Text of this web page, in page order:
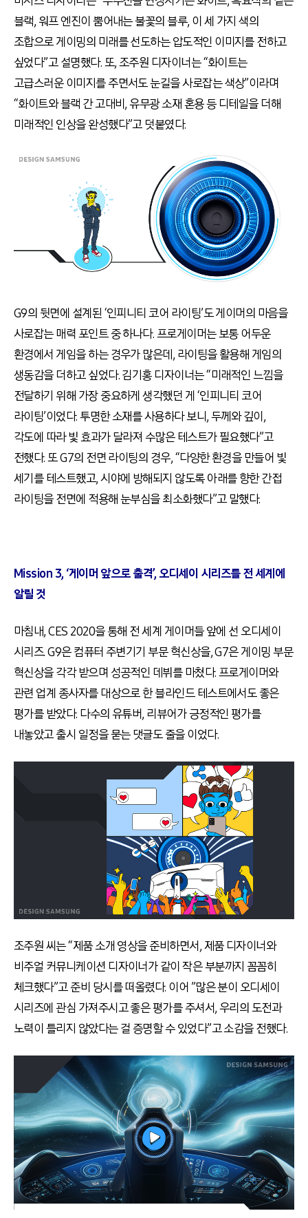
블랙, 워프 엔진이 뿜어내는 불꽃의 블루, 이 세 가지 색의
조합으로 게이밍의 미래를 선도하는 압도적인 이미지를 전하고
싶었다”고 설명했다. 또, 조주원 디자이너는 “화이트는
고급스러운 이미지를 주면서도 눈길을 사로잡는 색상”이라며
“화이트와 블랙 간 고대비, 유무광 소재 혼용 등 디테일을 더해
미래적인 인상을 완성했다”고 덧붙였다.
G9의 뒷면에 설계된 ‘인피니티 코어 라이팅’도 게이머의 마음을
사로잡는 매력 포인트 중 하나다. 프로게이머는 보통 어두운
환경에서 게임을 하는 경우가 많은데, 라이팅을 활용해 게임의
생동감을 더하고 싶었다. 김기홍 디자이너는 “미래적인 느낌을
전달하기 위해 가장 중요하게 생각했던 게 ‘인피니티 코어
라이팅’이었다. 투명한 소재를 사용하다 보니, 두께와 깊이,
각도에 따라 빛 효과가 달라져 수많은 테스트가 필요했다”고
전했다. 또 G7의 전면 라이팅의 경우, “다양한 환경을 만들어 빛
세기를 테스트했고, 시야에 방해되지 않도록 아래를 향한 간접
라이팅을 전면에 적용해 눈부심을 최소화했다”고 말했다.
Mission 3, ‘게이머 앞으로 출격’, 오디세이 시리즈를 전 세계에
알릴 것
마침내, CES 2020을 통해 전 세계 게이머들 앞에 선 오디세이
시리즈. G9은 컴퓨터 주변기기 부문 혁신상을, G7은 게이밍 부문
혁신상을 각각 받으며 성공적인 데뷔를 마쳤다. 프로게이머와
관련 업계 종사자를 대상으로 한 블라인드 테스트에서도 좋은
평가를 받았다. 다수의 유튜버, 리뷰어가 긍정적인 평가를
내놓았고 출시 일정을 묻는 댓글도 줄을 이었다.
조주원 씨는 “제품 소개 영상을 준비하면서, 제품 디자이너와
비주얼 커뮤니케이션 디자이너가 같이 작은 부분까지 꼼꼼히
체크했다”고 준비 당시를 떠올렸다. 이어 ”많은 분이 오디세이
시리즈에 관심 가져주시고 좋은 평가를 주셔서, 우리의 도전과
노력이 틀리지 않았다는 걸 증명할 수 있었다”고 소감을 전했다.